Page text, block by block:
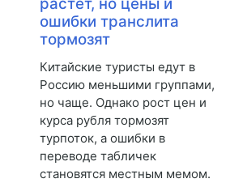
растёт, но цены и
ошибки транслита
тормозят
Китайские туристы едут в
Россию меньшими группами,
но чаще. Однако рост цен и
курса рубля тормозят
турпоток, а ошибки в
переводе табличек
становятся местным мемом.